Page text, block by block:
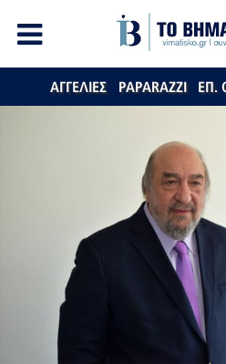
ΑΓΓΕΛΙΕΣ PAPARAZZI ΕΠ.